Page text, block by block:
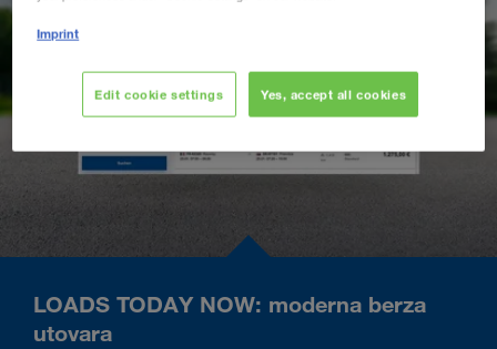
LOADS TODAY NOW: moderna berza
utovara
Imprint
Edit cookie settings Yes, accept all cookies